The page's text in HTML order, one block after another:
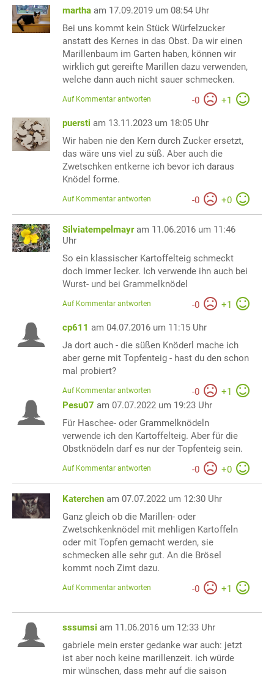
martha am 17.09.2019 um 08:54 Uhr
Bei uns kommt kein Stück Würfelzucker
anstatt des Kernes in das Obst. Da wir einen
Marillenbaum im Garten haben, können wir
wirklich gut gereifte Marillen dazu verwenden,
welche dann auch nicht sauer schmecken.
-0 +1
Auf Kommentar antworten
puersti am 13.11.2023 um 18:05 Uhr
Wir haben nie den Kern durch Zucker ersetzt,
das wäre uns viel zu süß. Aber auch die
Zwetschken entkerne ich bevor ich daraus
Knödel forme.
-0 +0
Auf Kommentar antworten
Silviatempelmayr am 11.06.2016 um 11:46
Uhr
So ein klassischer Kartoffelteig schmeckt
doch immer lecker. Ich verwende ihn auch bei
Wurst- und bei Grammelknödel
-0 +1
Auf Kommentar antworten
cp611 am 04.07.2016 um 11:15 Uhr
Ja dort auch - die süßen Knöderl mache ich
aber gerne mit Topfenteig - hast du den schon
mal probiert?
-0 +1
Auf Kommentar antworten
Pesu07 am 07.07.2022 um 19:23 Uhr
Für Haschee- oder Grammelknödeln
verwende ich den Kartoffelteig. Aber für die
Obstknödeln darf es nur der Topfenteig sein.
-0 +0
Auf Kommentar antworten
Katerchen am 07.07.2022 um 12:30 Uhr
Ganz gleich ob die Marillen- oder
Zwetschkenknödel mit mehligen Kartoffeln
oder mit Topfen gemacht werden, sie
schmecken alle sehr gut. An die Brösel
kommt noch Zimt dazu.
-0 +1
Auf Kommentar antworten
sssumsi am 11.06.2016 um 12:33 Uhr
gabriele mein erster gedanke war auch: jetzt
ist aber noch keine marillenzeit. ich würde
mir wünschen, dass mehr auf die saison